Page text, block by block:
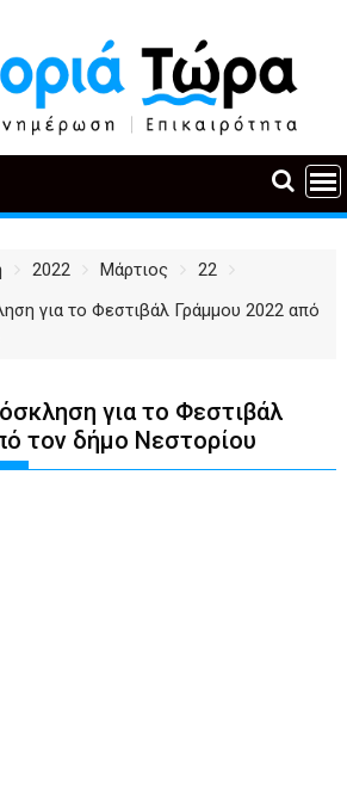
2022 Μάρτιος
22
για το Φεστιβάλ Γράμμου 2022 από
για το Φεστιβάλ
τον δήμο Νεστορίου